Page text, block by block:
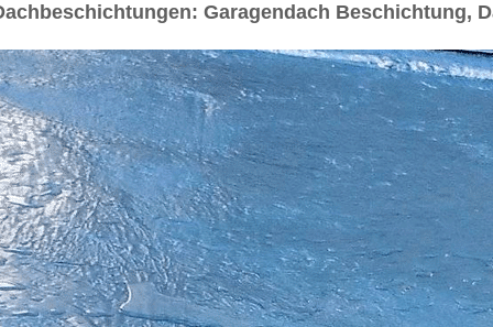
Garagendach Beschichtung,